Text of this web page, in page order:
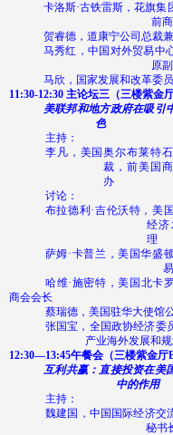
卡洛斯·古铁雷斯，花旗集
前
贺睿德，道康宁公司总裁
马秀红，中国对外贸易中
原
马欣，国家发展和改革委
11:30-12:30 主论坛三（三楼紫金
美联邦和地方政府在吸引
色
主持：
李凡，美国奥尔布莱特
裁，前美国
办
讨论：
布拉德利·吉伦沃特，美
经济
理
萨姆·卡普兰，美国华盛
哈维·施密特，美国北卡
商会会长
蔡瑞德，美国驻华大使馆
张国宝，全国政协经济委
产业海外发展和
12:30—13:45午餐会（三楼紫金厅
互利共赢：直接投资在美
中的作用
主持：
魏建国，中国国际经济交
秘书